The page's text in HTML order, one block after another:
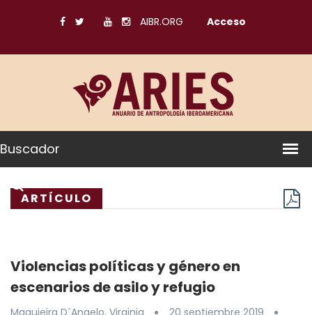
AIBR.ORG Acceso
Buscador
ARTÍCULO
Violencias políticas y género en
escenarios de asilo y refugio
Maquieira D´Angelo, Virginia
20 septiembre 2019